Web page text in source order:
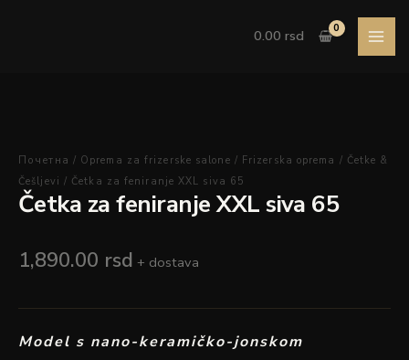
0.00rsd
Почетна / Oprema za frizerske salone / Frizerska oprema / Četke &
Češljevi / Četka za feniranje XXL siva 65
Četka za feniranje XXL siva 65
1,890.00 rsd + dostava
Model s nano-keramičko-jonskom